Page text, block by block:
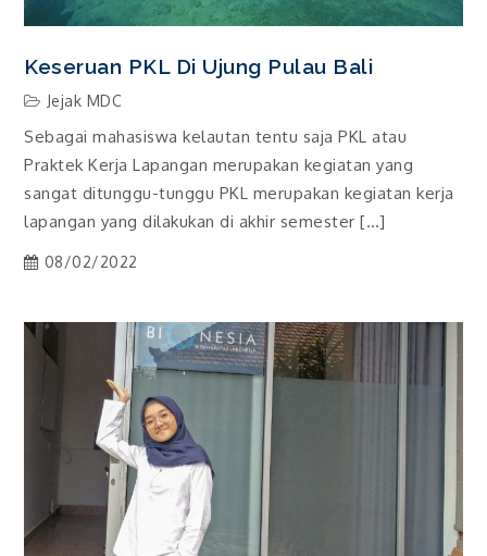
Keseruan PKL Di Ujung Pulau Bali
Jejak MDC
Sebagai mahasiswa kelautan tentu saja PKL atau
Praktek Kerja Lapangan merupakan kegiatan yang
sangat ditunggu-tunggu PKL merupakan kegiatan kerja
lapangan yang dilakukan di akhir semester […]
08/02/2022